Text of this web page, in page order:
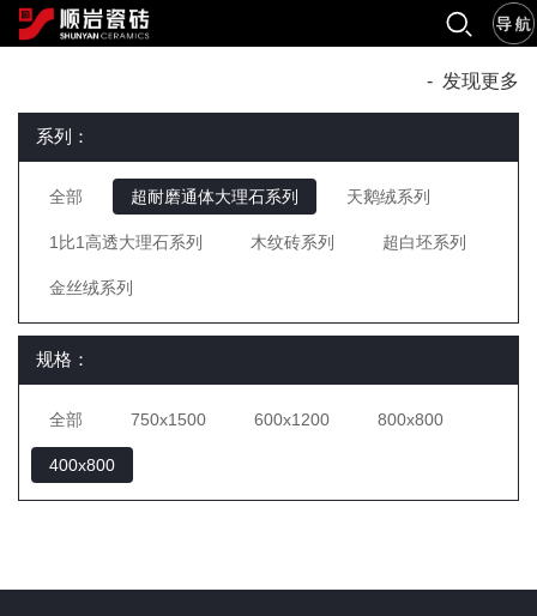
- 发现更多
系列：
全部 超耐磨通体大理石系列 天鹅绒系列
1比1高透大理石系列 木纹砖系列 超白坯系列
金丝绒系列
规格：
全部 750x1500 600x1200 800x800
400x800